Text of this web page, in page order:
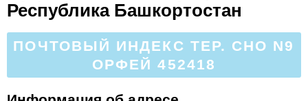
Республика Башкортостан
ПОЧТОВЫЙ ИНДЕКС ТЕР. СНО N9
ОРФЕЙ 452418